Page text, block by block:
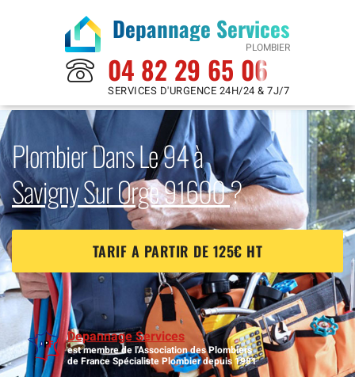
Depannage Services
PLOMBIER
04 82 29 65 06
SERVICES D'URGENCE 24H/24 & 7J/7
Plombier Dans Le 94 à
Savigny Sur Orge 91600?
TARIF A PARTIR DE 125€ HT
Depannage Services
est membre de l'Association des Plombiers
de France Spécialiste Plombier depuis 1981